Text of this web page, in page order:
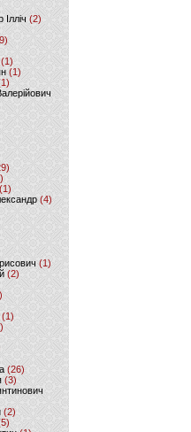
(2)
(1)
(1)
(4)
(1)
(2)
(1)
(26)
(3)
(2)